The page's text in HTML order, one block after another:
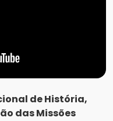
de História,
das Missões